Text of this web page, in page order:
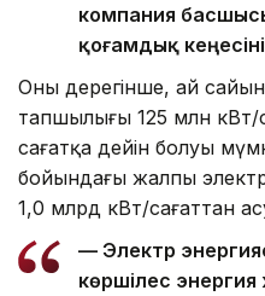
компания
қоғамдық
Оның дерегінше, ай
тапшылығы 125 млн кВт/
сағатқа дейін болуы
бойындағы жалпы
1,0 млрд кВт/сағаттан
— Электр
көршілес энергия